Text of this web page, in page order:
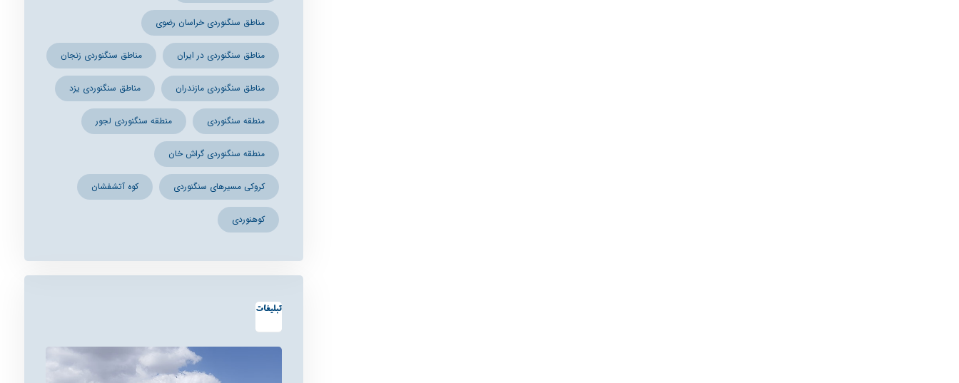
مناطق سنگنوردی خراسان رضوی
مناطق سنگنوردی در ایران مناطق سنگنوردی زنجان
مناطق سنگنوردی مازندران مناطق سنگنوردی یزد
منطقه سنگنوردی منطقه سنگنوردی لجور
منطقه سنگنوردی گراش خان
کروکی مسیرهای سنگنوردی کوه آتشفشان
کوهنوردی
تبلیغات